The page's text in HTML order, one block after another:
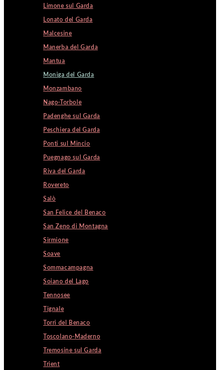
Limone sul Garda
Lonato del Garda
Malcesine
Manerba del Garda
Mantua
Moniga del Garda
Monzambano
Nago-Torbole
Padenghe sul Garda
Peschiera del Garda
Ponti sul Mincio
Puegnago sul Garda
Riva del Garda
Rovereto
Salò
San Felice del Benaco
San Zeno di Montagna
Sirmione
Soave
Sommacampagna
Soiano del Lago
Tennosee
Tignale
Torri del Benaco
Toscolano-Maderno
Tremosine sul Garda
Trient